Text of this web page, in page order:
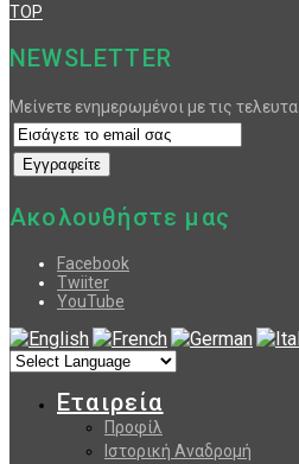
TOP
NEWSLETTER
Μείνετε ενημερωμένοι με τις
Ακολουθήστε μας
Facebook
Twiiter
YouTube
Εταιρεία
Προφίλ
Ιστορική Αναδρομή